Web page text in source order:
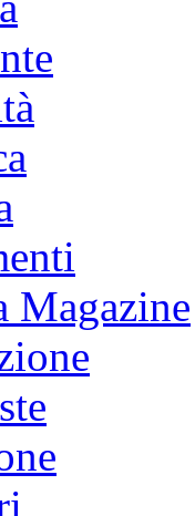
Magazine